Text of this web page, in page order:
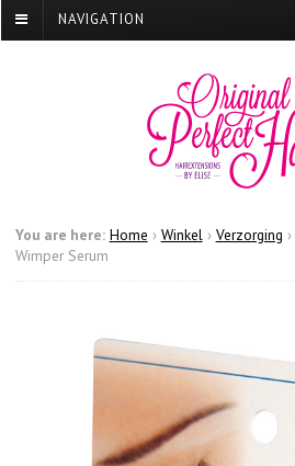
NAVIGATION
You are here: Home › Winkel › Verzorging ›
Wimper Serum